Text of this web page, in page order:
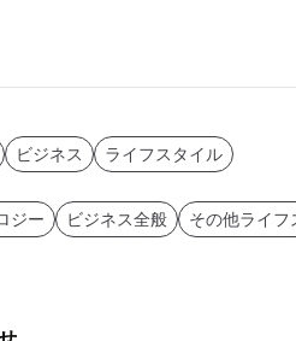
ビジネス ライフスタイル
ジー ビジネス全般 その他ライフ